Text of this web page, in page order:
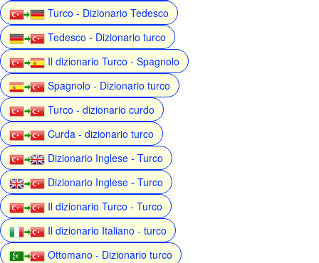
Turco - Dizionario Tedesco
Tedesco - Dizionario turco
Il dizionario Turco - Spagnolo
Spagnolo - Dizionario turco
Turco - dizionario curdo
Curda - dizionario turco
Dizionario Inglese - Turco
Dizionario Inglese - Turco
Il dizionario Turco - Turco
Il dizionario Italiano - turco
Ottomano - Dizionario turco